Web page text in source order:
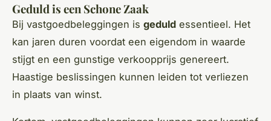
Geduld is een Schone Zaak
Bij vastgoedbeleggingen is geduld essentieel. Het
kan jaren duren voordat een eigendom in waarde
stijgt en een gunstige verkoopprijs genereert.
Haastige beslissingen kunnen leiden tot verliezen
in plaats van winst.